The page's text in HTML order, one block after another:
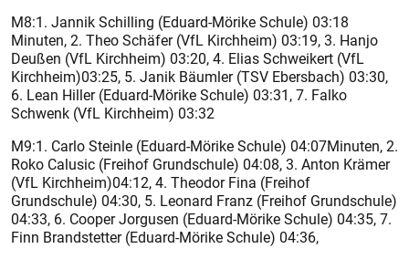
M8:1. Jannik Schilling (Eduard-Mörike Schule) 03:18
Minuten, 2. Theo Schäfer (VfL Kirchheim) 03:19, 3. Hanjo
Deußen (VfL Kirchheim) 03:20, 4. Elias Schweikert (VfL
Kirchheim)03:25, 5. Janik Bäumler (TSV Ebersbach) 03:30,
6. Lean Hiller (Eduard-Mörike Schule) 03:31, 7. Falko
Schwenk (VfL Kirchheim) 03:32
M9:1. Carlo Steinle (Eduard-Mörike Schule) 04:07Minuten, 2.
Roko Calusic (Freihof Grundschule) 04:08, 3. Anton Krämer
(VfL Kirchheim)04:12, 4. Theodor Fina (Freihof
Grundschule) 04:30, 5. Leonard Franz (Freihof Grundschule)
04:33, 6. Cooper Jorgusen (Eduard-Mörike Schule) 04:35, 7.
Finn Brandstetter (Eduard-Mörike Schule) 04:36,